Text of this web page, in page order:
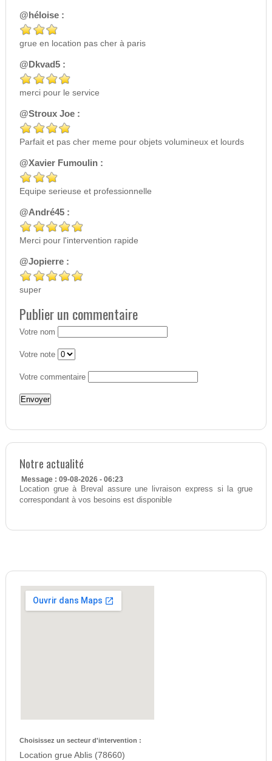
@héloise :
grue en location pas cher à paris
@Dkvad5 :
merci pour le service
@Stroux Joe :
Parfait et pas cher meme pour objets volumineux et lourds
@Xavier Fumoulin :
Equipe serieuse et professionnelle
@André45 :
Merci pour l'intervention rapide
@Jopierre :
super
Publier un commentaire
Votre nom
Votre note
Votre commentaire
Notre actualité
Message : 09-08-2026 - 06:23
Location grue à Breval assure une livraison express si la grue
correspondant à vos besoins est disponible
Choisissez un secteur d'intervention :
Location grue Ablis (78660)